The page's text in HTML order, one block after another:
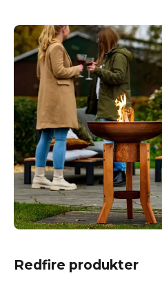
Redfire produkter